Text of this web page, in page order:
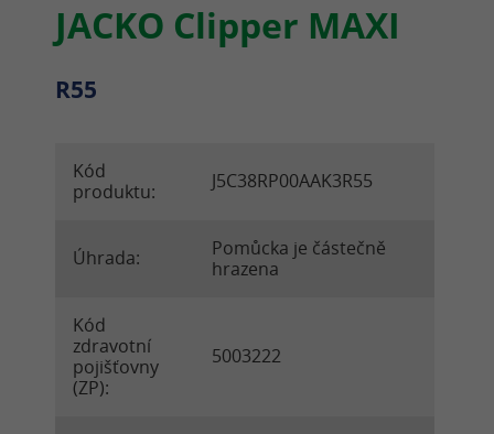
JACKO Clipper MAXI
R55
Kód
produktu:
J5C38RP00AAK3R55
Úhrada:
Pomůcka je částečně
hrazena
Kód
zdravotní
pojišťovny
(ZP):
5003222